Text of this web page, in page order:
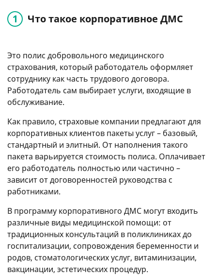
Что такое корпоративное ДМС
Это полис добровольного медицинского
страхования, который работодатель оформляет
сотруднику как часть трудового договора.
Работодатель сам выбирает услуги, входящие в
обслуживание.
Как правило, страховые компании предлагают для
корпоративных клиентов пакеты услуг – базовый,
стандартный и элитный. От наполнения такого
пакета варьируется стоимость полиса. Оплачивает
его работодатель полностью или частично –
зависит от договоренностей руководства с
работниками.
В программу корпоративного ДМС могут входить
различные виды медицинской помощи: от
традиционных консультаций в поликлиниках до
госпитализации, сопровождения беременности и
родов, стоматологических услуг, витаминизации,
вакцинации, эстетических процедур.